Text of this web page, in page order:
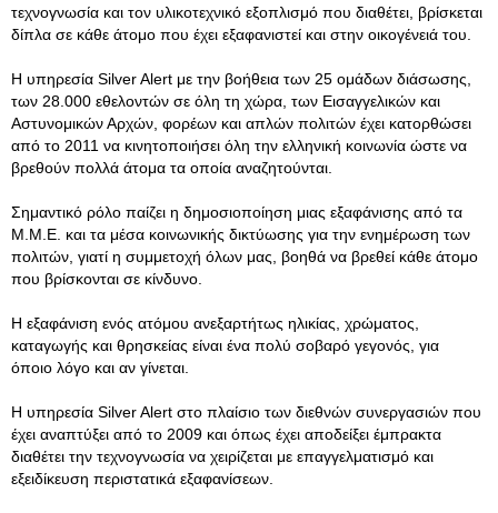
τεχνογνωσία και τον υλικοτεχνικό εξοπλισμό που διαθέτει, βρίσκεται
δίπλα σε κάθε άτομο που έχει εξαφανιστεί και στην οικογένειά του.
Η υπηρεσία Silver Alert με την βοήθεια των 25 ομάδων διάσωσης,
των 28.000 εθελοντών σε όλη τη χώρα, των Εισαγγελικών και
Αστυνομικών Αρχών, φορέων και απλών πολιτών έχει κατορθώσει
από το 2011 να κινητοποιήσει όλη την ελληνική κοινωνία ώστε να
βρεθούν πολλά άτομα τα οποία αναζητούνται.
Σημαντικό ρόλο παίζει η δημοσιοποίηση μιας εξαφάνισης από τα
Μ.Μ.Ε. και τα μέσα κοινωνικής δικτύωσης για την ενημέρωση των
πολιτών, γιατί η συμμετοχή όλων μας, βοηθά να βρεθεί κάθε άτομο
που βρίσκονται σε κίνδυνο.
Η εξαφάνιση ενός ατόμου ανεξαρτήτως ηλικίας, χρώματος,
καταγωγής και θρησκείας είναι ένα πολύ σοβαρό γεγονός, για
όποιο λόγο και αν γίνεται.
Η υπηρεσία Silver Alert στο πλαίσιο των διεθνών συνεργασιών που
έχει αναπτύξει από το 2009 και όπως έχει αποδείξει έμπρακτα
διαθέτει την τεχνογνωσία να χειρίζεται με επαγγελματισμό και
εξειδίκευση περιστατικά εξαφανίσεων.